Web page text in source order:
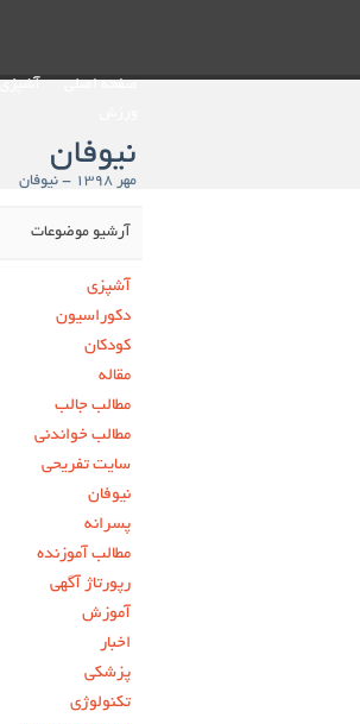
نیوفان
مهر ۱۳۹۸ - نیوفان
آرشیو موضوعات
آشپزی
دکوراسیون
کودکان
مقاله
مطالب جالب
مطالب خواندنی
سایت تفریحی
نیوفان
پسرانه
مطالب آموزنده
رپورتاژ آگهی
آموزش
اخبار
پزشکی
تکنولوژی